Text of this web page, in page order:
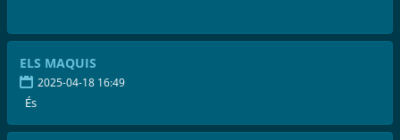
ELS MAQUIS
2025-04-18 16:49
És